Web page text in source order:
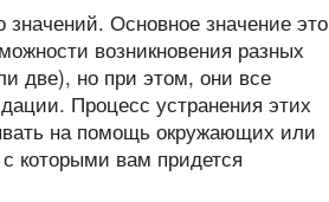
Основное значение
возникновения разных
две), но при этом, они все
Процесс устранения этих
на помощь окружающих или
которыми вам придется